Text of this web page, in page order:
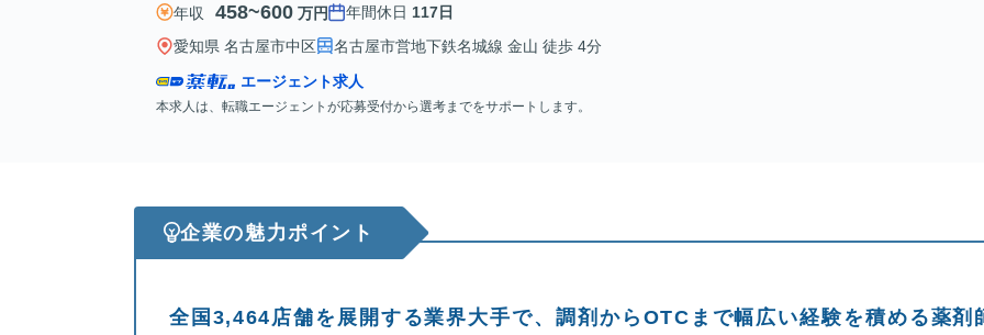
年収 458~600 万円 年間休日 117日
愛知県 名古屋市中区
名古屋市営地下鉄名城線 金山 徒歩 4分
エージェント求人
本求人は、転職エージェントが応募受付から選考までをサポートします。
企業の魅力ポイント
全国3,464店舗を展開する業界大手で、調剤からOTCまで幅広い経験を積める薬剤